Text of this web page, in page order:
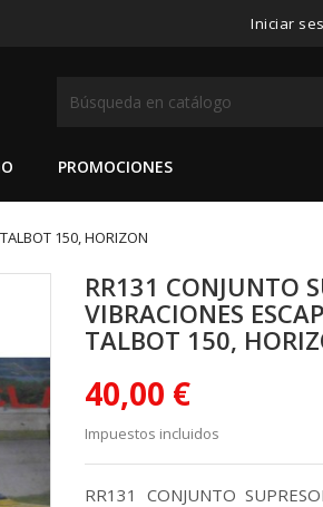
Iniciar
PROMOCIONES
150, HORIZON
RR131 CONJUNTO
VIBRACIONES
TALBOT 150,
40,00 €
Impuestos incluidos
RR131 CONJUNTO